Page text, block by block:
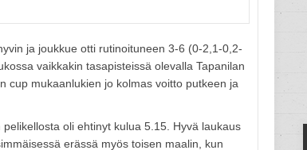
ja joukkue otti rutinoituneen 3-6 (0-2,1-0,2-
vaikkakin tasapisteissä olevalla Tapanilan
cup mukaanlukien jo kolmas voitto putkeen ja
oli ehtinyt kulua 5.15. Hyvä laukaus
erässä myös toisen maalin, kun